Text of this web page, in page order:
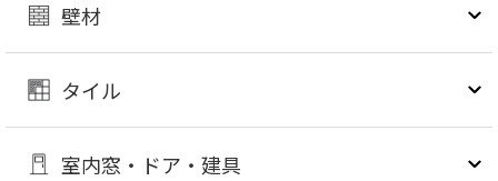
壁材
タイル
室内窓・ドア・建具